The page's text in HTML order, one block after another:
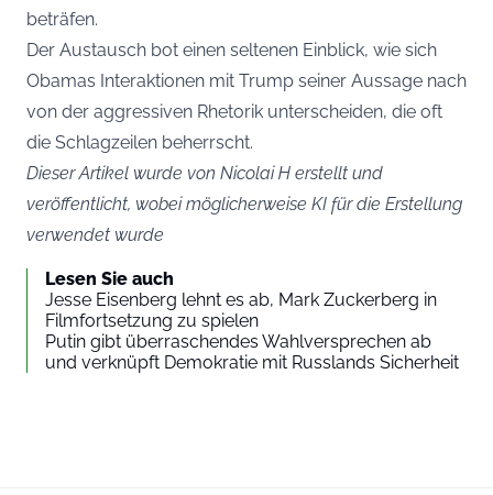
beträfen.
Der Austausch bot einen seltenen Einblick, wie sich
Obamas Interaktionen mit Trump seiner Aussage nach
von der aggressiven Rhetorik unterscheiden, die oft
die Schlagzeilen beherrscht.
Dieser Artikel wurde von Nicolai H erstellt und
veröffentlicht, wobei möglicherweise KI für die Erstellung
verwendet wurde
Lesen Sie auch
Jesse Eisenberg lehnt es ab, Mark Zuckerberg in
Filmfortsetzung zu spielen
Putin gibt überraschendes Wahlversprechen ab
und verknüpft Demokratie mit Russlands Sicherheit